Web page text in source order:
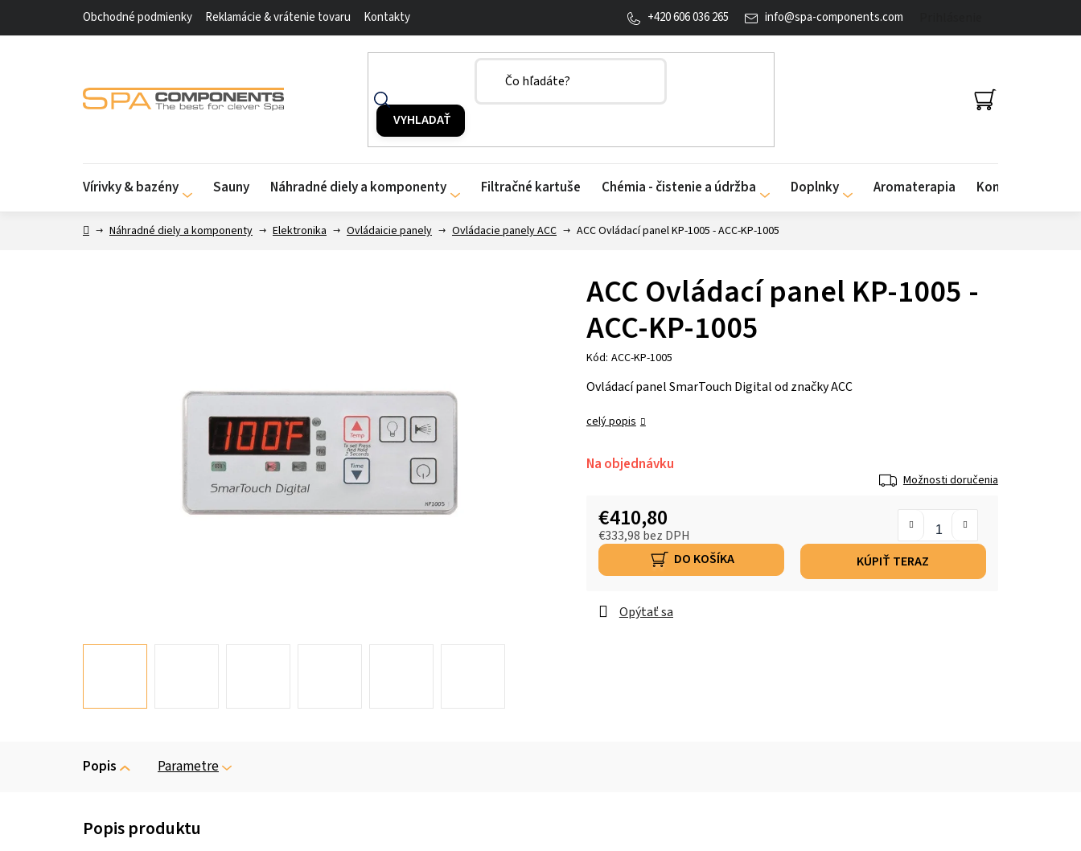
Obchodné podmienky Reklamácie & vrátenie tovaru Kontakty info@spa-components.com
+420 606 036 265
NÁKUPNÝ
KOŠÍK
Vírivky & bazény Sauny Náhradné diely a komponenty Filtračné kartuše Chémia - čistenie a údržba Doplnky Aromaterapia Kontakty
DomovNáhradné diely a komponenty Elektronika Ovládaicie panely Ovládacie panely ACC ACC Ovládací panel KP-1005 - ACC-KP-1005
ACC Ovládací panel KP-1005 -
ACC-KP-1005
Kód: ACC-KP-1005
Ovládací panel SmarTouch Digital od značky ACC
celý popis
Na objednávku
Možnosti doručenia
€410,80
€333,98 bez DPH
DO KOŠÍKA
KÚPIŤ TERAZ
Opýtať sa
Popis Parametre